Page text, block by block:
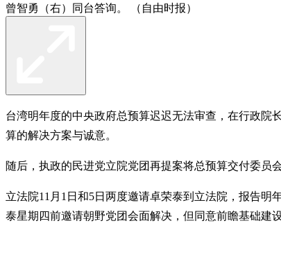
曾智勇（右）同台答询。 （自由时报）
台湾明年度的中央政府总预算迟迟无法审查，在行政院
算的解决方案与诚意。
随后，执政的民进党立院党团再提案将总预算交付委员
立法院11月1日和5日两度邀请卓荣泰到立法院，报告
泰星期四前邀请朝野党团会面解决，但同意前瞻基础建